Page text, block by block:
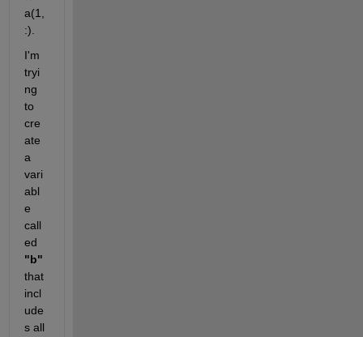
a(1,
:).
I'm
tryi
ng
to
cre
ate
a
vari
abl
e
call
that
incl
ude
s all